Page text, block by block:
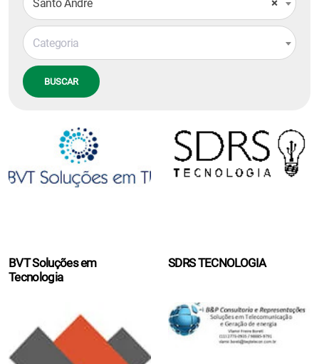
×
Santo André
Categoria
BUSCAR
BVT Soluções em
Tecnologia
SDRS TECNOLOGIA